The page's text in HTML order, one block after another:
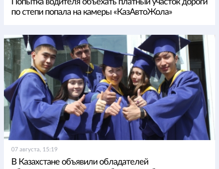
Попытка водителя объехать платный участок дороги
по степи попала на камеры «КазАвтоЖола»
07 августа, 15:19
В Казахстане объявили обладателей